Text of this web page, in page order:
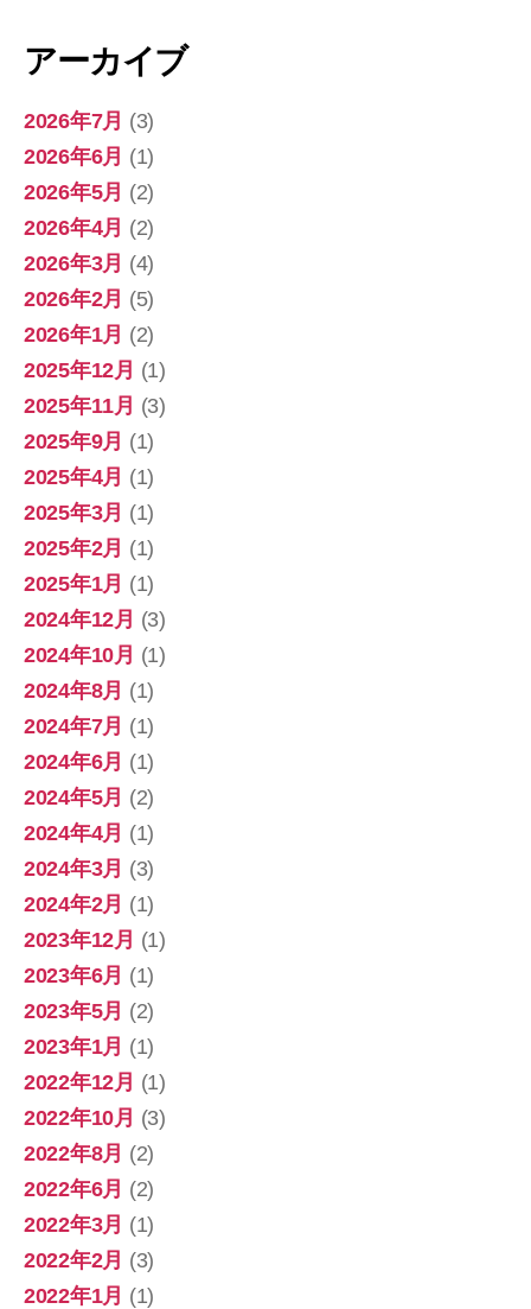
アーカイブ
2026年7月 (3)
2026年6月 (1)
2026年5月 (2)
2026年4月 (2)
2026年3月 (4)
2026年2月 (5)
2026年1月 (2)
2025年12月 (1)
2025年11月 (3)
2025年9月 (1)
2025年4月 (1)
2025年3月 (1)
2025年2月 (1)
2025年1月 (1)
2024年12月 (3)
2024年10月 (1)
2024年8月 (1)
2024年7月 (1)
2024年6月 (1)
2024年5月 (2)
2024年4月 (1)
2024年3月 (3)
2024年2月 (1)
2023年12月 (1)
2023年6月 (1)
2023年5月 (2)
2023年1月 (1)
2022年12月 (1)
2022年10月 (3)
2022年8月 (2)
2022年6月 (2)
2022年3月 (1)
2022年2月 (3)
2022年1月 (1)